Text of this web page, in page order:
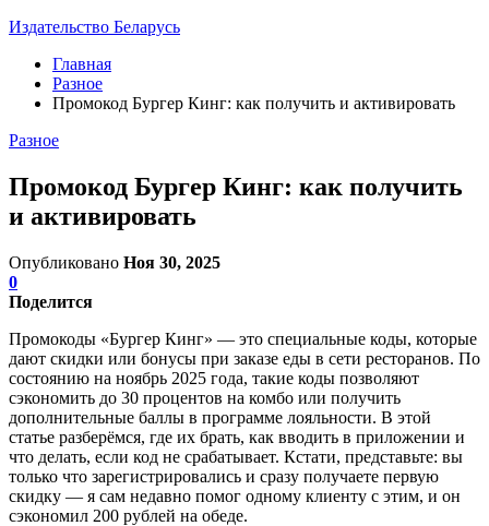
Издательство Беларусь
Главная
Разное
Промокод Бургер Кинг: как получить и активировать
Разное
Промокод Бургер Кинг: как получить
и активировать
Опубликовано Ноя 30, 2025
0
Поделится
Промокоды «Бургер Кинг» — это специальные коды, которые
дают скидки или бонусы при заказе еды в сети ресторанов. По
состоянию на ноябрь 2025 года, такие коды позволяют
сэкономить до 30 процентов на комбо или получить
дополнительные баллы в программе лояльности. В этой
статье разберёмся, где их брать, как вводить в приложении и
что делать, если код не срабатывает. Кстати, представьте: вы
только что зарегистрировались и сразу получаете первую
скидку — я сам недавно помог одному клиенту с этим, и он
сэкономил 200 рублей на обеде.